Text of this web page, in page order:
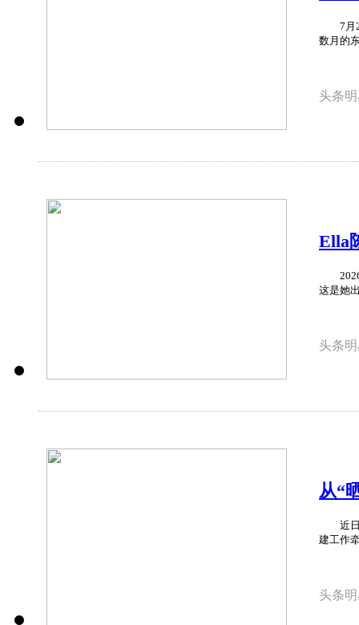
7月24
数月的
头条
​Ella
2026
这是她
头条
从“
近日
建工作
头条